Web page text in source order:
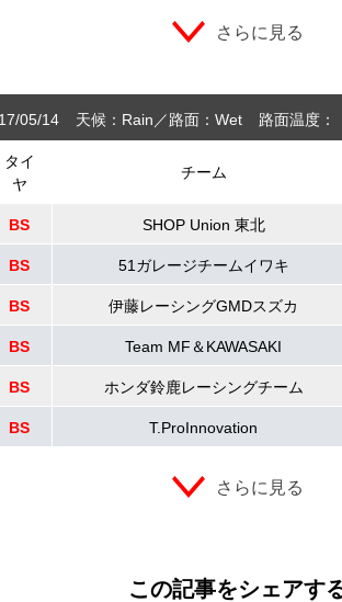
さらに見る
05/14 天候：Rain 路面：Wet 路面温度
タイ
ヤ
チーム
BS SHOP Union 東北
BS 51ガレージチームイワキ
BS 伊藤レーシングGMDスズカ
BS Team MF＆KAWASAKI
BS ホンダ鈴鹿レーシングチーム
BS T.ProInnovation
さらに見る
この記事をシェアす